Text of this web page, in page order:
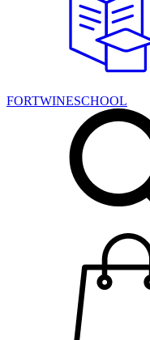
FORTWINESCHOOL